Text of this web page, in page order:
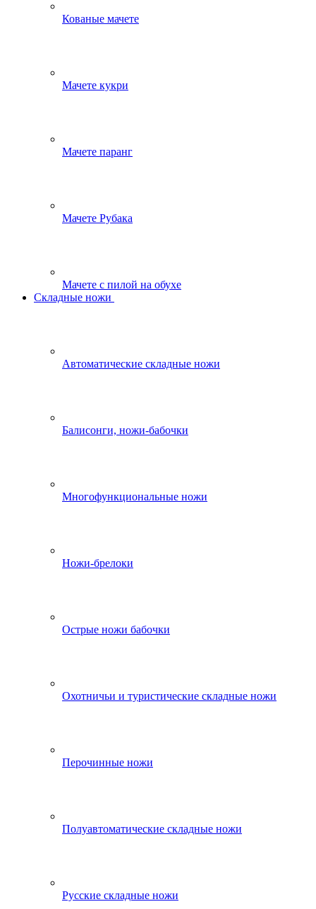
Кованые мачете
Мачете кукри
Мачете паранг
Мачете Рубака
Мачете с пилой на обухе
Складные ножи
Автоматические складные ножи
Балисонги, ножи-бабочки
Многофункциональные ножи
Ножи-брелоки
Острые ножи бабочки
Охотничьи и туристические складные ножи
Перочинные ножи
Полуавтоматические складные ножи
Русские складные ножи